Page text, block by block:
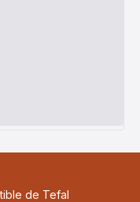
de Tefal